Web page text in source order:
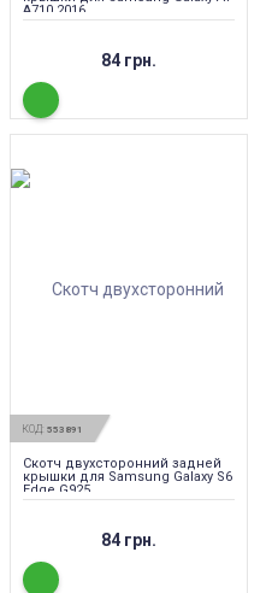
A710 2016
84 грн.
КОД: 553891
Скотч двухсторонний задней
крышки для Samsung Galaxy S6
Edge G925
84 грн.